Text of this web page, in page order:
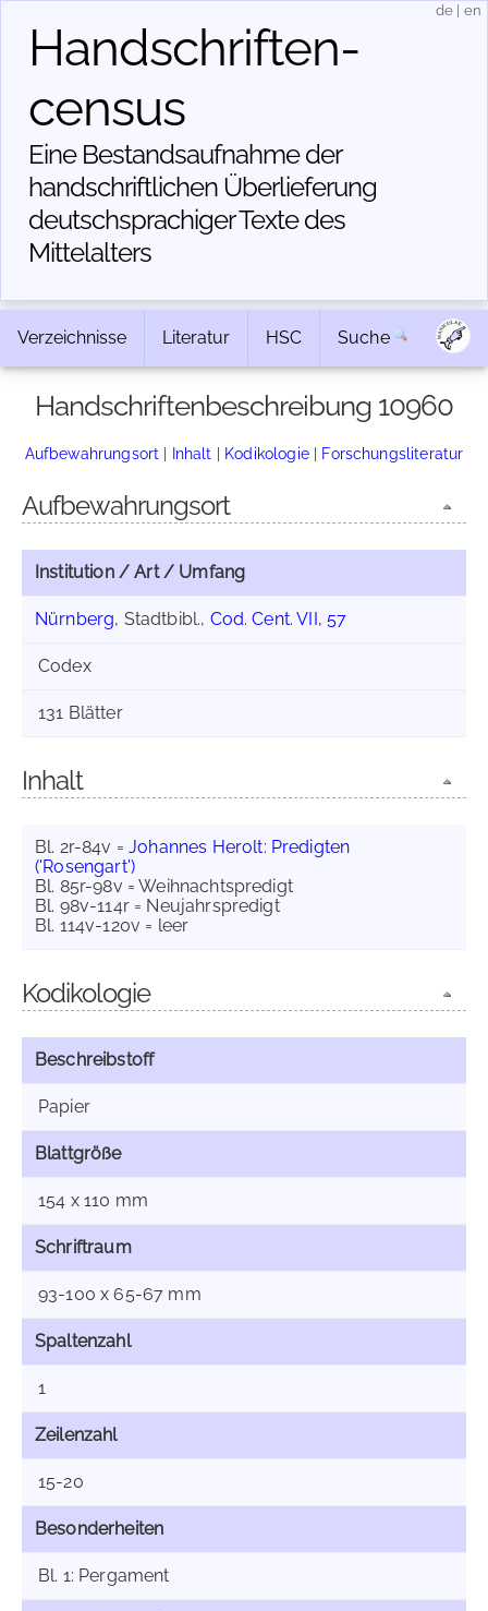
Handschriften­
census
Eine Bestandsaufnahme der
handschriftlichen Über­lieferung
deutschsprachiger Texte des
Mittelalters
de en
Verzeichnisse Literatur HSC Suche
Handschriftenbeschreibung 10960
Aufbewahrungsort | Inhalt | Kodikologie| Forschungsliteratur
Aufbewahrungsort
Institution / Art / Umfang
Nürnberg, Stadtbibl., Cod. Cent. VII, 57
Codex
131 Blätter
Inhalt
Bl. 2r-84v =Johannes Herolt: Predigten
('Rosengart')
Bl. 85r-98v = Weihnachtspredigt
Bl. 98v-114r = Neujahrspredigt
Bl. 114v-120v = leer
Kodikologie
Beschreibstoff
Papier
Blattgröße
154 x 110 mm
Schriftraum
93-100 x 65-67 mm
Spaltenzahl
1
Zeilenzahl
15-20
Besonderheiten
Bl. 1: Pergament